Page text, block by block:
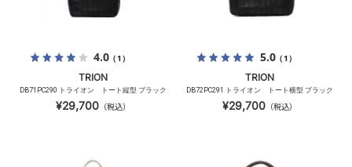
4.0（1）
TRION
DB71PC290 トライオン トート縦型 ブラック
¥29,700（税込）
5.0（1）
TRION
DB72PC291 トライオン トート横型 ブラック
¥29,700（税込）